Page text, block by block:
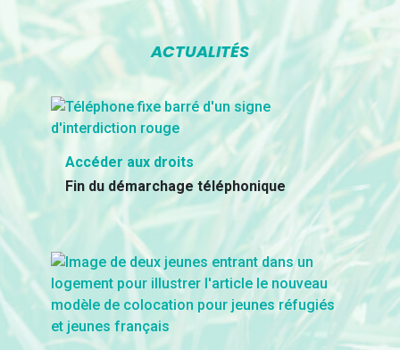
ACTUALITÉS
Accéder aux droits
Fin du démarchage téléphonique